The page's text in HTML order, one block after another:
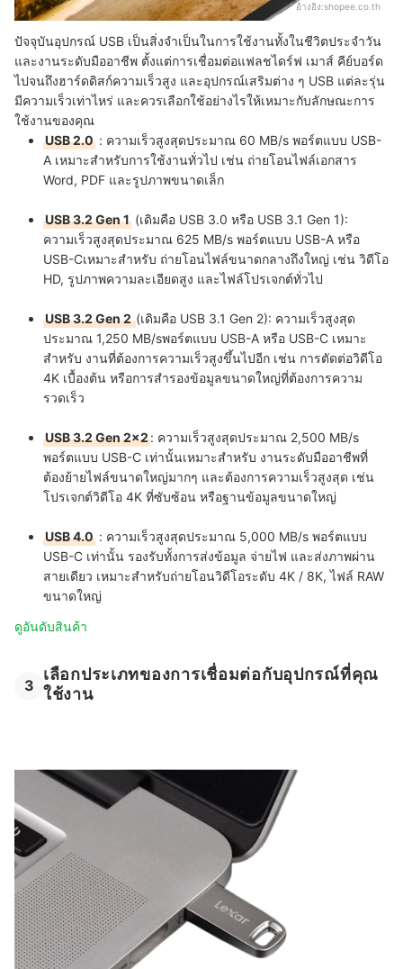
อ้างอิง:shopee.co.th
ปัจจุบันอุปกรณ์ USB เป็นสิ่งจำเป็นในการใช้งานทั้งในชีวิตประจำวัน
และงานระดับมืออาชีพ ตั้งแต่การเชื่อมต่อแฟลชไดร์ฟ เมาส์ คีย์บอร์ด
ไปจนถึงฮาร์ดดิสก์ความเร็วสูง และอุปกรณ์เสริมต่าง ๆ USB แต่ละรุ่น
มีความเร็วเท่าไหร่ และควรเลือกใช้อย่างไรให้เหมาะกับลักษณะการ
ใช้งานของคุณ
USB 2.0 : ความเร็วสูงสุดประมาณ 60 MB/s พอร์ตแบบ USB-
A เหมาะสำหรับการใช้งานทั่วไป เช่น ถ่ายโอนไฟล์เอกสาร
Word, PDF และรูปภาพขนาดเล็ก
USB 3.2 Gen 1 (เดิมคือ USB 3.0 หรือ USB 3.1 Gen 1):
ความเร็วสูงสุดประมาณ 625 MB/s พอร์ตแบบ USB-A หรือ
USB-Cเหมาะสำหรับ ถ่ายโอนไฟล์ขนาดกลางถึงใหญ่ เช่น วิดีโอ
HD, รูปภาพความละเอียดสูง และไฟล์โปรเจกต์ทั่วไป
USB 3.2 Gen 2(เดิมคือ USB 3.1 Gen 2): ความเร็วสูงสุด
ประมาณ 1,250 MB/sพอร์ตแบบ USB-A หรือ USB-C เหมาะ
สำหรับ งานที่ต้องการความเร็วสูงขึ้นไปอีก เช่น การตัดต่อวิดีโอ
4K เบื้องต้น หรือการสำรองข้อมูลขนาดใหญ่ที่ต้องการความ
รวดเร็ว
USB 3.2 Gen 2x2: ความเร็วสูงสุดประมาณ 2,500 MB/s
พอร์ตแบบ USB-C เท่านั้นเหมาะสำหรับ งานระดับมืออาชีพที่
ต้องย้ายไฟล์ขนาดใหญ่มากๆ และต้องการความเร็วสูงสุด เช่น
โปรเจกต์วิดีโอ 4K ที่ซับซ้อน หรือฐานข้อมูลขนาดใหญ่
USB 4.0 : ความเร็วสูงสุดประมาณ 5,000 MB/s พอร์ตแบบ
USB-C เท่านั้น รองรับทั้งการส่งข้อมูล จ่ายไฟ และส่งภาพผ่าน
สายเดียว เหมาะสำหรับถ่ายโอนวิดีโอระดับ 4K / 8K, ไฟล์ RAW
ขนาดใหญ่
ดูอันดับสินค้า
3
เลือกประเภทของการเชื่อมต่อกับอุปกรณ์ที่คุณ
ใช้งาน